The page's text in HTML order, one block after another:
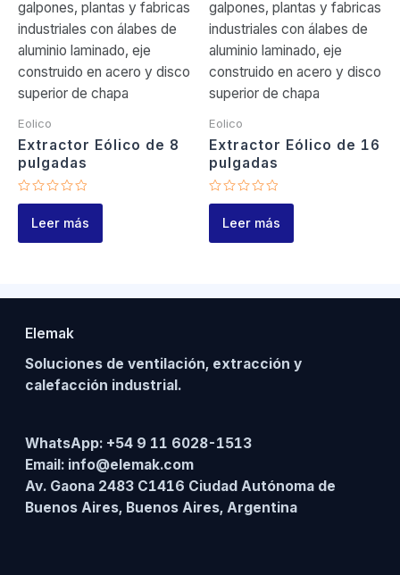
Eolico
Extractor Eólico de 8
pulgadas
Valorado
Leer más
Eolico
Extractor Eólico de 16
pulgadas
Valorado
Leer más
Elemak
Soluciones de ventilación, extracción y
calefacción industrial.
WhatsApp: +54 9 11 6028-1513
Email: info@elemak.com
Av. Gaona 2483 C1416 Ciudad Autónoma de
Buenos Aires, Buenos Aires, Argentina